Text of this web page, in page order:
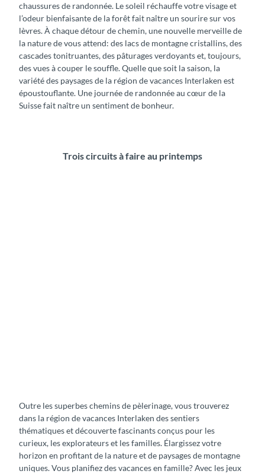
chaussures de randonnée. Le soleil réchauffe votre visage et
l’odeur bienfaisante de la forêt fait naître un sourire sur vos
lèvres. À chaque détour de chemin, une nouvelle merveille de
la nature de vous attend: des lacs de montagne cristallins, des
cascades tonitruantes, des pâturages verdoyants et, toujours,
des vues à couper le souffle. Quelle que soit la saison, la
variété des paysages de la région de vacances Interlaken est
époustouflante. Une journée de randonnée au cœur de la
Suisse fait naître un sentiment de bonheur.
Trois circuits à faire au printemps
Outre les superbes chemins de pèlerinage, vous trouverez
dans la région de vacances Interlaken des sentiers
thématiques et découverte fascinants conçus pour les
curieux, les explorateurs et les familles. Élargissez votre
horizon en profitant de la nature et de paysages de montagne
uniques. Vous planifiez des vacances en famille? Avec les jeux